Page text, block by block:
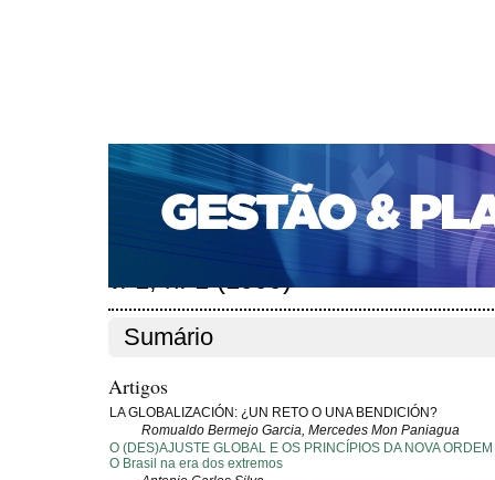
CAPA SOBRE ACESSO CADASTRO
PORTAL DE REVISTAS DA UNIFACS
SUBMISSÕES
PARA SUBMISSÃO DE ARTIGOS
TUTORIAL PARA
Capa > v. 1, n. 1 (1999)
v. 1, n. 1 (1999)
Sumário
Artigos
LA GLOBALIZACIÓN: ¿UN RETO O UNA BENDICIÓN?
Romualdo Bermejo Garcia, Mercedes Mon Paniagua
O (DES)AJUSTE GLOBAL E OS PRINCÍPIOS DA NOVA
O Brasil na era dos extremos